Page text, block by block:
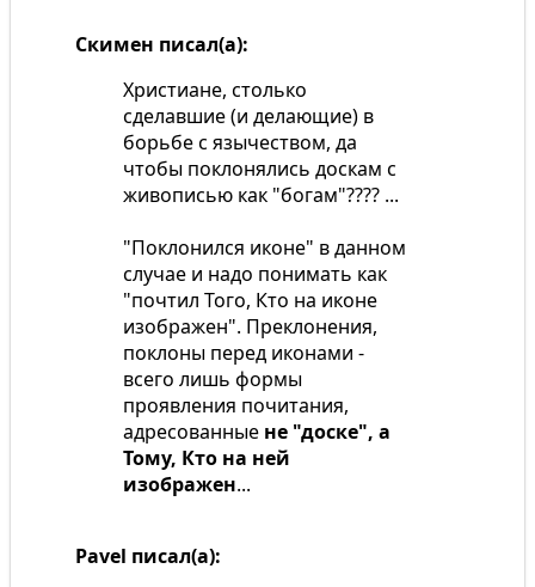
Скимен писал(а):
Христиане, столько
сделавшие (и делающие) в
борьбе с язычеством, да
чтобы поклонялись доскам с
живописью как "богам"???? ...
"Поклонился иконе" в данном
случае и надо понимать как
"почтил Того, Кто на иконе
изображен". Преклонения,
поклоны перед иконами -
всего лишь формы
проявления почитания,
адресованные не "доске", а
Тому, Кто на ней
изображен...
Pavel писал(а):